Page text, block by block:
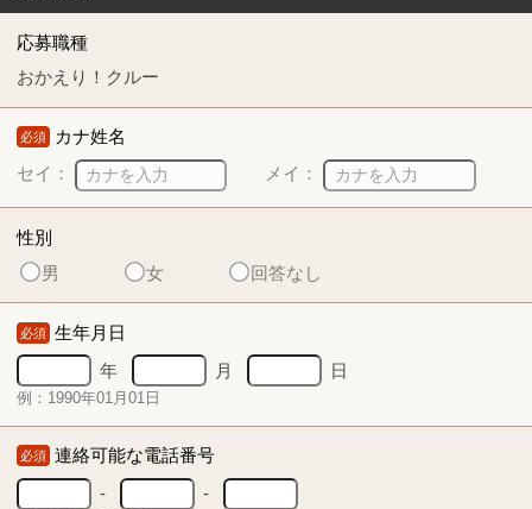
応募職種
おかえり！クルー
必須 カナ姓名
セイ：
メイ：
性別
男
女 回答なし
必須 生年月日
年
月 日
例：1990年01月01日
必須 連絡可能な電話番号
-
-